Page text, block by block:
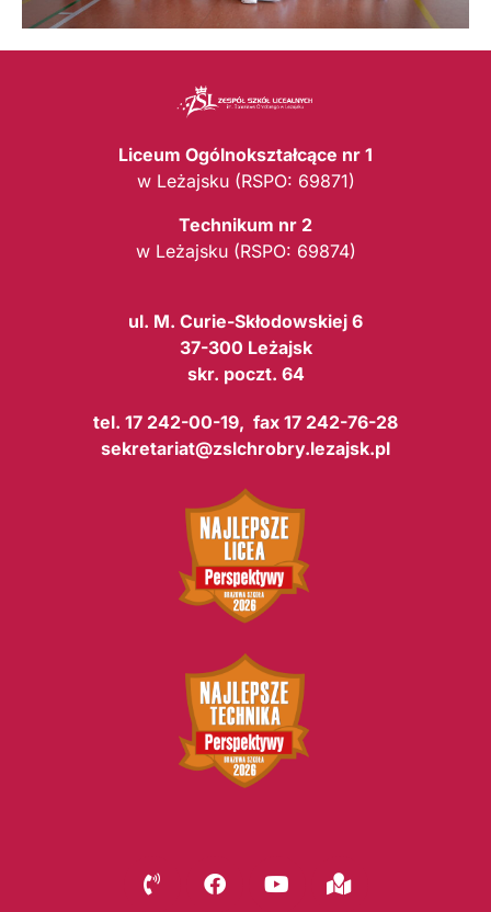
Liceum Ogólnokształcące nr 1
w Leżajsku (RSPO: 69871)
Technikum nr 2
w Leżajsku (RSPO: 69874)
ul. M. Curie-Skłodowskiej 6
37-300 Leżajsk
skr. poczt. 64
tel. 17 242-00-19, fax 17 242-76-28
sekretariat@zslchrobry.lezajsk.pl